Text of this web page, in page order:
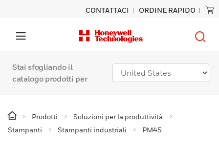
CONTATTACI ORDINE RAPIDO
Stai sfogliando il
catalogo prodotti per
Prodotti
Soluzioni per la produttività
Stampanti
Stampanti industriali PM45